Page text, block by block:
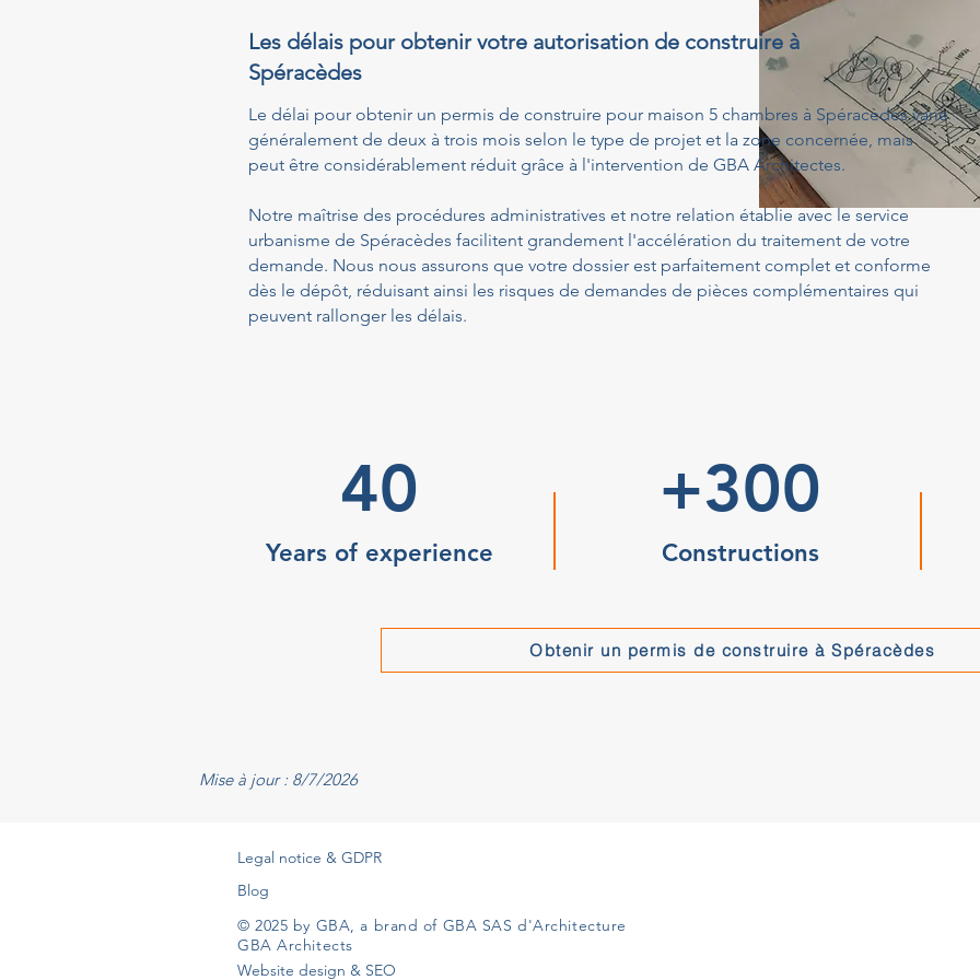
Les délais pour obtenir votre autorisation de construire à
Spéracèdes
Le délai pour obtenir un permis de construire pour maison 5 chambres à Spéracèdes varie
généralement de deux à trois mois selon le type de projet et la zone concernée, mais
peut être considérablement réduit grâce à l'intervention de GBA Architectes.
Notre maîtrise des procédures administratives et notre relation établie avec le service
urbanisme de Spéracèdes facilitent grandement l'accélération du traitement de votre
demande. Nous nous assurons que votre dossier est parfaitement complet et conforme
dès le dépôt, réduisant ainsi les risques de demandes de pièces complémentaires qui
peuvent rallonger les délais.
40
Years of experience
+300
Constructions
Obtenir un permis de construire à Spéracèdes
Mise à jour : 8/7/2026
Legal notice & GDPR
Blog
© 2025 by GBA, a brand of GBA SAS d'Architecture
GBA Architects
Website design & SEO